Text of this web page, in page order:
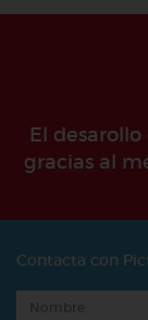
El
gracias al
Contacta con